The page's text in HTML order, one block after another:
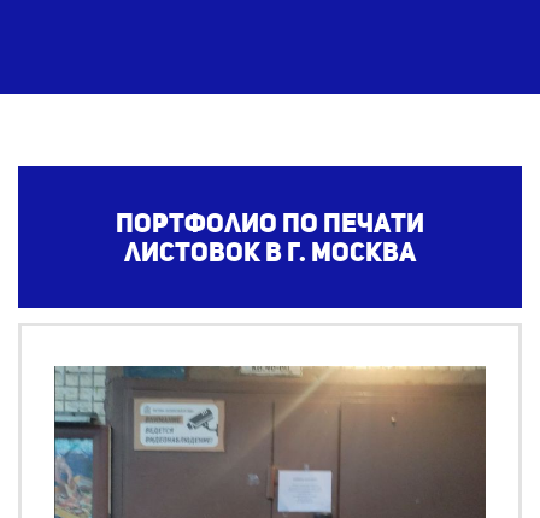
Портфолио по печати
листовокв г. Москва